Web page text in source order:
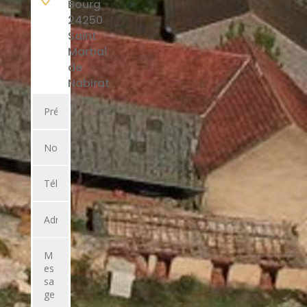
Bourg
24250
Saint
Martial
de
Nabirat